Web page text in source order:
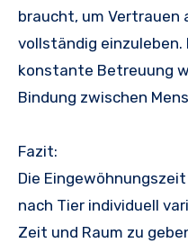
braucht, um Vertrauen
vollständig einzuleben.
konstante Betreuung
Bindung zwischen
Fazit:
Die
nach Tier individuell
Zeit und Raum zu